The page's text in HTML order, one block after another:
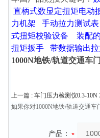
直柄式数显定扭矩电动
力机架
手动拉力测试表
式扭矩校验设备
装配
扭矩扳手
带数据输出
1000N地铁/轨道交通车
上一篇 : 车门压力检测仪0.3-10N
如果你对1000N地铁/轨道交通
产品：